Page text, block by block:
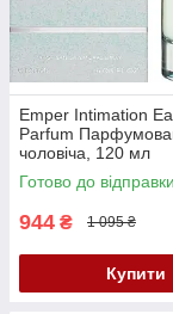
Emper Intimation
Parfum
чоловіча, 120 мл
Готово до відправки
944 ₴ 1 095 ₴
Купити